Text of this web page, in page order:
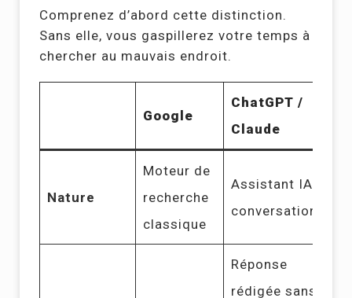
Comprenez d’abord cette distinction.
Sans elle, vous gaspillerez votre temps à
chercher au mauvais endroit.
Google
ChatGPT /
Claude
Nature
Moteur de
recherche
classique
Assistant IA
conversationnel
Réponse
rédigée sans